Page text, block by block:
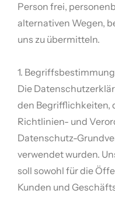
Person frei,
alternativen Wegen,
uns zu übermitteln.
1.
Die
den Begrifflichkeiten,
Richtlinien- und
Datenschutz-
verwendet wurden.
soll sowohl für die
Kunden und